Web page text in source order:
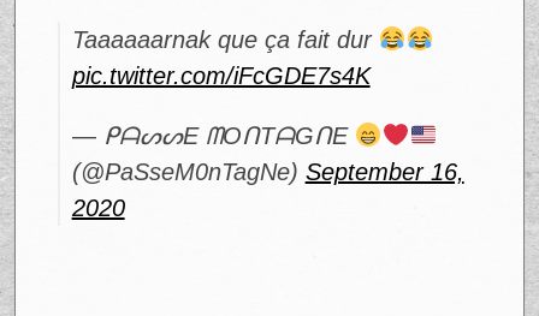
Taaaaaarnak que ça fait dur
pic.twitter.com/iFcGDE7s4K
— ᑭᗩᔕᔕE ᗰOᑎTᗩGᑎE
(@PaSseM0nTagNe) September 16,
2020